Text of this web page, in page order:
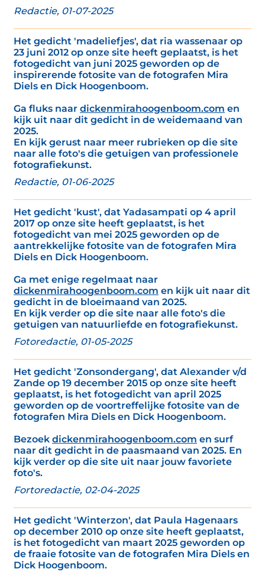
Redactie, 01-07-2025
Het gedicht 'madeliefjes', dat ria wassenaar op
23 juni 2012 op onze site heeft geplaatst, is het
fotogedicht van juni 2025 geworden op de
inspirerende fotosite van de fotografen Mira
Diels en Dick Hoogenboom.
Ga fluks naar dickenmirahoogenboom.com en
kijk uit naar dit gedicht in de weidemaand van
2025.
En kijk gerust naar meer rubrieken op die site
naar alle foto's die getuigen van professionele
fotografiekunst.
Redactie, 01-06-2025
Het gedicht 'kust', dat Yadasampati op 4 april
2017 op onze site heeft geplaatst, is het
fotogedicht van mei 2025 geworden op de
aantrekkelijke fotosite van de fotografen Mira
Diels en Dick Hoogenboom.
Ga met enige regelmaat naar
dickenmirahoogenboom.com en kijk uit naar dit
gedicht in de bloeimaand van 2025.
En kijk verder op die site naar alle foto's die
getuigen van natuurliefde en fotografiekunst.
Fotoredactie, 01-05-2025
Het gedicht 'Zonsondergang', dat Alexander v/d
Zande op 19 december 2015 op onze site heeft
geplaatst, is het fotogedicht van april 2025
geworden op de voortreffelijke fotosite van de
fotografen Mira Diels en Dick Hoogenboom.
Bezoek dickenmirahoogenboom.com en surf
naar dit gedicht in de paasmaand van 2025. En
kijk verder op die site uit naar jouw favoriete
foto's.
Fortoredactie, 02-04-2025
Het gedicht 'Winterzon', dat Paula Hagenaars
op december 2010 op onze site heeft geplaatst,
is het fotogedicht van maart 2025 geworden op
de fraaie fotosite van de fotografen Mira Diels en
Dick Hoogenboom.